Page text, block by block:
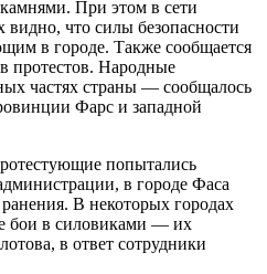
При этом в сети
что силы безопасности
в городе. Также сообщается
протестов. Народные
частях страны — сообщалось
Фарс и западной
попытались
в городе Фаса
В некоторых городах
бои в силовиками — их
в ответ сотрудники